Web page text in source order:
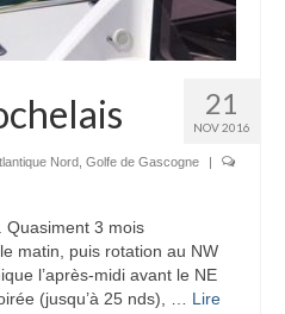
21
NOV 2016
Nord Golfe de Gascogne
|
Quasiment 3 mois
matin, puis rotation au NW
l’après-midi avant le NE
(jusqu’à 25 nds), … Lire